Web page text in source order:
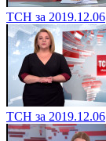
ТСН за 2019.12.06
ТСН за 2019.12.06